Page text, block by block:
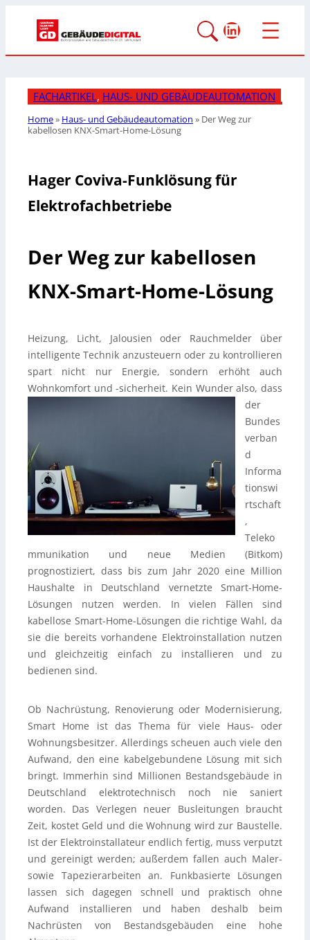
LinkedIn
FACHARTIKEL, HAUS- UND GEBÄUDEAUTOMATION
Home» Haus- und Gebäudeautomation » Der Weg zur
kabellosen KNX-Smart-Home-Lösung
Hager Coviva-Funklösung für
Elektrofachbetriebe
Der Weg zur kabellosen
KNX-Smart-Home-Lösung
Heizung, Licht, Jalousien oder Rauchmelder über
intelligente Technik anzusteuern oder zu kontrollieren
spart nicht nur Energie, sondern erhöht auch
Wohnkomfort und -sicherheit. Kein Wunder also, dass
der
Bundes
verban
d
Informa
tionswi
rtschaft
,
Teleko
mmunikation und neue Medien (Bitkom)
prognostiziert, dass bis zum Jahr 2020 eine Million
Haushalte in Deutschland vernetzte Smart-Home-
Lösungen nutzen werden. In vielen Fällen sind
kabellose Smart-Home-Lösungen die richtige Wahl, da
sie die bereits vorhandene Elektroinstallation nutzen
und gleichzeitig einfach zu installieren und zu
bedienen sind.
Ob Nachrüstung, Renovierung oder Modernisierung,
Smart Home ist das Thema für viele Haus- oder
Wohnungsbesitzer. Allerdings scheuen auch viele den
Aufwand, den eine kabelgebundene Lösung mit sich
bringt. Immerhin sind Millionen Bestandsgebäude in
Deutschland elektrotechnisch noch nie saniert
worden. Das Verlegen neuer Busleitungen braucht
Zeit, kostet Geld und die Wohnung wird zur Baustelle.
Ist der Elektroinstallateur endlich fertig, muss verputzt
und gereinigt werden; außerdem fallen auch Maler-
sowie Tapezierarbeiten an. Funkbasierte Lösungen
lassen sich dagegen schnell und praktisch ohne
Aufwand installieren und haben deshalb beim
Nachrüsten von Bestandsgebäuden eine hohe